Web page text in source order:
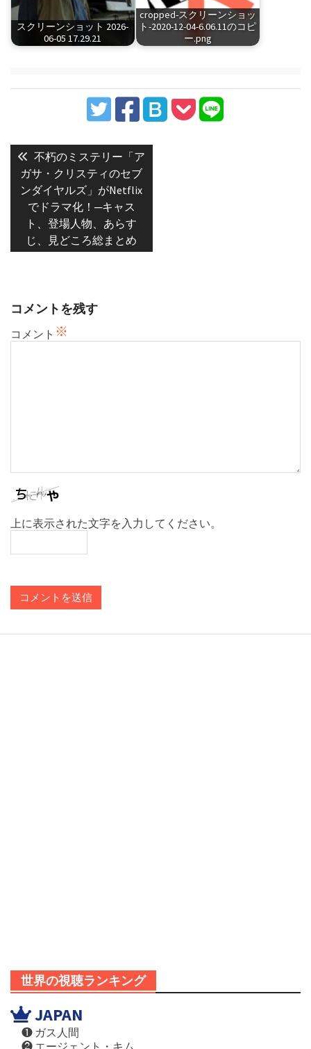
スクリーンショット 2026-
06-05 17.29.21
cropped-スクリーンショッ
ト-2020-12-04-6.06.11のコピ
ー.png
稿
ナ
ビ
Previous
post:
不朽のミステリー「ア
ガサ・クリスティのセブ
ンダイヤルズ」がNetflix
でドラマ化！─キャス
ト、登場人物、あらす
じ、見どころ総まとめ
コメントを残す
コメント ※
上に表示された文字を入力してください。
世界の視聴ランキング
JAPAN
❶ ガス人間
❷ エージェント・キム